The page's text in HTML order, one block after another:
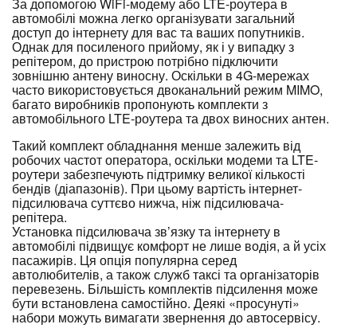
автомобілі можна легко організувати загальний
доступ до інтернету для вас та ваших попутників.
Однак для посиленого прийому, як і у випадку з
репітером, до пристрою потрібно підключити
зовнішню антену виносну. Оскільки в 4G-мережах
часто використовується двоканальний режим MIMO,
багато виробників пропонують комплекти з
автомобільного LTE-роутера та двох виносних антен.
Такий комплект обладнання менше залежить від
робочих частот оператора, оскільки модеми та LTE-
роутери забезпечують підтримку великої кількості
бендів (діапазонів). При цьому вартість інтернет-
підсилювача суттєво нижча, ніж підсилювача-
репітера.
Установка підсилювача зв’язку та інтернету в
автомобілі підвищує комфорт не лише водія, а й усіх
пасажирів. Ця опція популярна серед
автолюбителів, а також служб таксі та організаторів
перевезень. Більшість комплектів підсилення може
бути встановлена ​​самостійно. Деякі «просунуті»
набори можуть вимагати звернення до автосервісу.